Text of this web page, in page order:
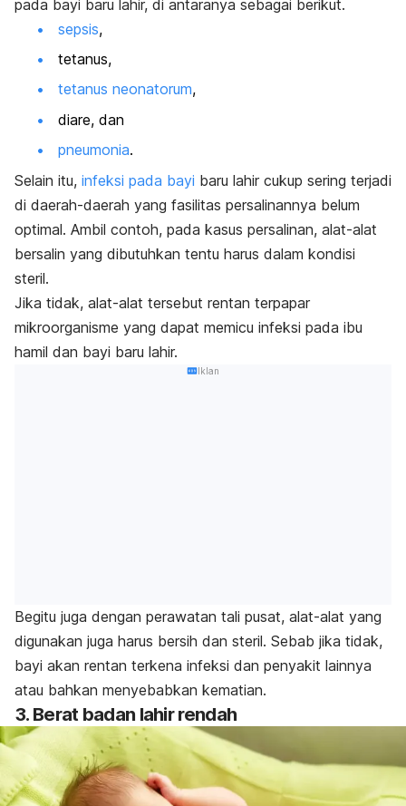
pada bayi baru lahir, di antaranya sebagai berikut.
sepsis,
tetanus,
tetanus neonatorum,
diare, dan
pneumonia.
Selain itu, infeksi pada bayi baru lahir cukup sering terjadi
di daerah-daerah yang fasilitas persalinannya belum
optimal. Ambil contoh, pada kasus persalinan, alat-alat
bersalin yang dibutuhkan tentu harus dalam kondisi
steril.
Jika tidak, alat-alat tersebut rentan terpapar
mikroorganisme yang dapat memicu infeksi pada ibu
hamil dan bayi baru lahir.
Iklan
Begitu juga dengan perawatan tali pusat, alat-alat yang
digunakan juga harus bersih dan steril. Sebab jika tidak,
bayi akan rentan terkena infeksi dan penyakit lainnya
atau bahkan menyebabkan kematian.
3. Berat badan lahir rendah